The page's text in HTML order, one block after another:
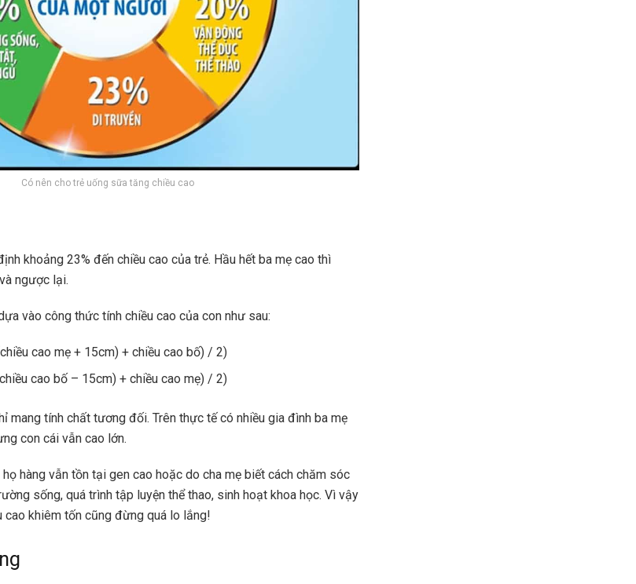
Có nên cho trẻ uống sữa tăng chiều cao
khoảng 23% đến chiều cao của trẻ. Hầu hết ba mẹ cao thì
ngược lại.
vào công thức tính chiều cao của con như sau:
cao mẹ + 15cm) + chiều cao bố) / 2)
cao bố – 15cm) + chiều cao mẹ) / 2)
mang tính chất tương đối. Trên thực tế có nhiều gia đình ba mẹ
con cái vẫn cao lớn.
hàng vẫn tồn tại gen cao hoặc do cha mẹ biết cách chăm sóc
sống, quá trình tập luyện thể thao, sinh hoạt khoa học. Vì vậy
cao khiêm tốn cũng đừng quá lo lắng!